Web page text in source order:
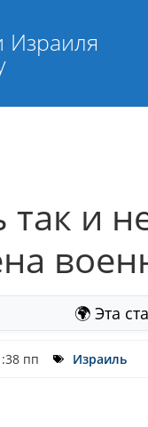
Израиля
и
🌍 Эта
пп Израиль